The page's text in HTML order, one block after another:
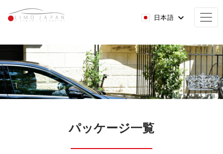
日本語
パッケージ一覧